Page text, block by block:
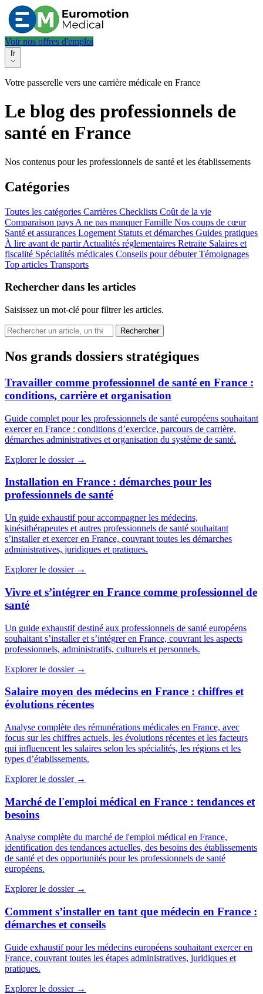
Voir nos offres d'emploi
fr
Votre passerelle vers une carrière médicale en France
Le blog des professionnels de
santé en France
Nos contenus pour les professionnels de santé et les établissements
Catégories
Toutes les catégories Carrières Checklists Coût de la vie
Comparaison pays A ne pas manquer Famille Nos coups de cœur
Santé et assurances Logement Statuts et démarches Guides pratiques
À lire avant de partir Actualités réglementaires Retraite Salaires et
fiscalité Spécialités médicales Conseils pour débuter Témoignages
Top articles Transports
Rechercher dans les articles
Saisissez un mot-clé pour filtrer les articles.
Nos grands dossiers stratégiques
Travailler comme professionnel de santé en France :
conditions, carrière et organisation
Guide complet pour les professionnels de santé européens souhaitant
exercer en France : conditions d’exercice, parcours de carrière,
démarches administratives et organisation du système de santé.
Explorer le dossier →
Installation en France : démarches pour les
professionnels de santé
Un guide exhaustif pour accompagner les médecins,
kinésithérapeutes et autres professionnels de santé souhaitant
s’installer et exercer en France, couvrant toutes les démarches
administratives, juridiques et pratiques.
Explorer le dossier →
Vivre et s’intégrer en France comme professionnel de
santé
Un guide exhaustif destiné aux professionnels de santé européens
souhaitant s’installer et s’intégrer en France, couvrant les aspects
professionnels, administratifs, culturels et personnels.
Explorer le dossier →
Salaire moyen des médecins en France : chiffres et
évolutions récentes
Analyse complète des rémunérations médicales en France, avec
focus sur les chiffres actuels, les évolutions récentes et les facteurs
qui influencent les salaires selon les spécialités, les régions et les
types d’établissements.
Explorer le dossier →
Marché de l'emploi médical en France : tendances et
besoins
Analyse complète du marché de l'emploi médical en France,
identification des tendances actuelles, des besoins des établissements
de santé et des opportunités pour les professionnels de santé
européens.
Explorer le dossier →
Comment s’installer en tant que médecin en France :
démarches et conseils
Guide exhaustif pour les médecins européens souhaitant exercer en
France, couvrant toutes les étapes administratives, juridiques et
pratiques.
Explorer le dossier →